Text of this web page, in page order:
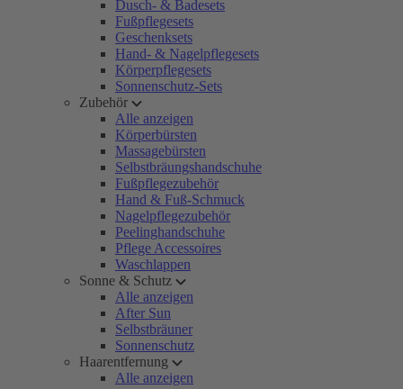
Dusch- & Badesets
Fußpflegesets
Geschenksets
Hand- & Nagelpflegesets
Körperpflegesets
Sonnenschutz-Sets
Zubehör
Alle anzeigen
Körperbürsten
Massagebürsten
Selbstbräungshandschuhe
Fußpflegezubehör
Hand & Fuß-Schmuck
Nagelpflegezubehör
Peelinghandschuhe
Pflege Accessoires
Waschlappen
Sonne & Schutz
Alle anzeigen
After Sun
Selbstbräuner
Sonnenschutz
Haarentfernung
Alle anzeigen